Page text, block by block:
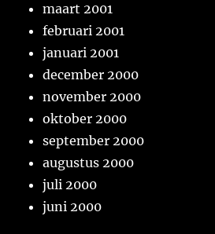
maart 2001
februari 2001
januari 2001
december 2000
november 2000
oktober 2000
september 2000
augustus 2000
juli 2000
juni 2000